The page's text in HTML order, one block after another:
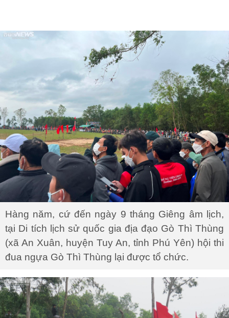
Hàng năm, cứ đến ngày 9 tháng Giêng âm lịch,
tại Di tích lịch sử quốc gia địa đạo Gò Thì Thùng
(xã An Xuân, huyện Tuy An, tỉnh Phú Yên) hội thi
đua ngựa Gò Thì Thùng lại được tổ chức.